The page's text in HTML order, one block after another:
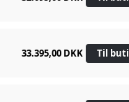
33.395,00 DKK Til